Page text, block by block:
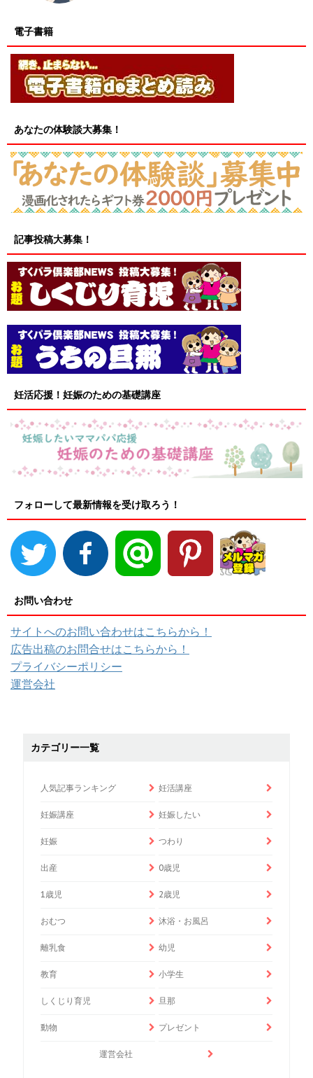
電子書籍
あなたの体験談大募集！
記事投稿大募集！
妊活応援！妊娠のための基礎講座
フォローして最新情報を受け取ろう！
お問い合わせ
サイトへのお問い合わせはこちらから！
広告出稿のお問合せはこちらから！
プライバシーポリシー
運営会社
カテゴリー一覧
人気記事ランキング 妊活講座
妊娠講座 妊娠したい
妊娠 つわり
出産 0歳児
1歳児 2歳児
おむつ 沐浴・お風呂
離乳食 幼児
教育 小学生
しくじり育児 旦那
動物 プレゼント
運営会社